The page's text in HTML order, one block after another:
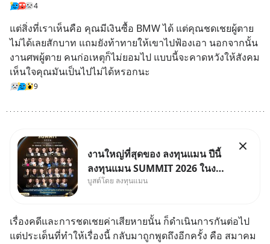
4
แต่สิ่งที่เราเห็นคือ คุณมีเงินซื้อ BMW ได้ แต่คุณชดเชยผู้ตาย
ไม่ได้เลยสักบาท แถมยังท้าทายให้เขาไปฟ้องเอา นอกจากนั้น
งานศพผู้ตาย คนก่อเหตุก็ไม่ยอมไป แบบนี้จะคาดหวังให้สังคม
เห็นใจคุณมันเป็นไปไม่ได้หรอกนะ
9
งานใหญ่ที่สุดของ ลงทุนแมน ปีนี้
ลงทุนแมน SUMMIT 2026 ในงาน
นี้จะมีเจ้าของธุรกิจ Dr.PONG,
Salad, LA GLACE, Fastwork,
MizuMi, KARMART, อิชิตัน มา
แชร์ความรู้การสร้างธุรกิจ
บูสต์โดย ลงทุนแมน
เรื่องคดีและการชดเชยค่าเสียหายนั้น ก็ดำเนินการกันต่อไป
แต่ประเด็นที่ทำให้เรื่องนี้ กลับมาถูกพูดถึงอีกครั้ง คือ สมาคม